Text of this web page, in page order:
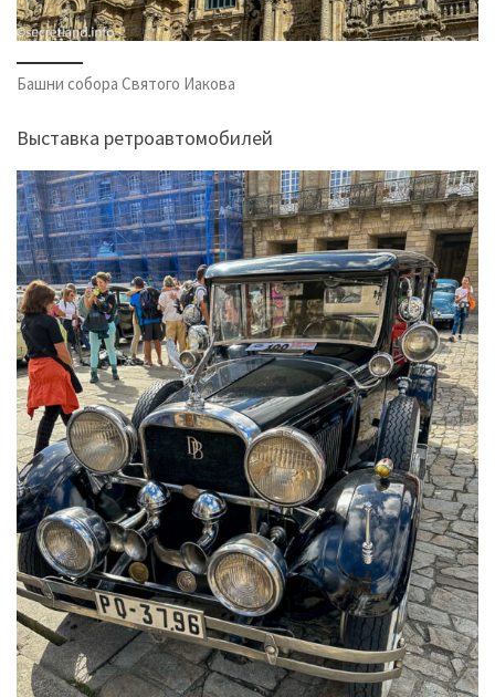
Башни собора Святого Иакова
Выставка ретроавтомобилей